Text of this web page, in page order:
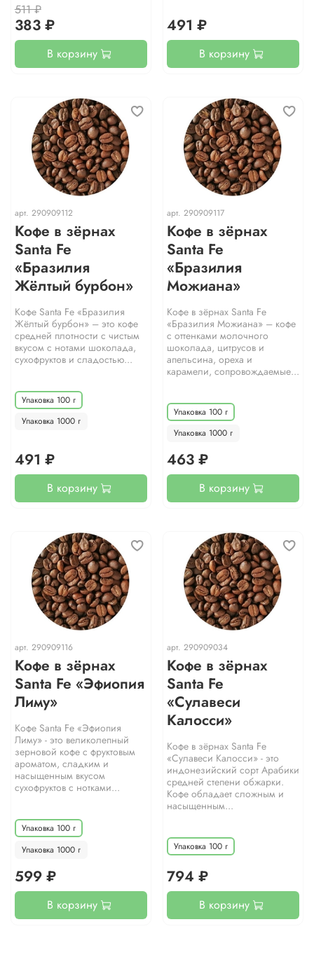
511 ₽
383 ₽
В корзину
491 ₽
В корзину
арт. 290909112
Кофе в зёрнах
Santa Fe
«Бразилия
Жёлтый бурбон»
Кофе Santa Fe «Бразилия
Жёлтый бурбон» – это кофе
средней плотности с чистым
вкусом с нотами шоколада,
сухофруктов и сладостью...
Упаковка 100 г
Упаковка 1000 г
491 ₽
В корзину
арт. 290909117
Кофе в зёрнах
Santa Fe
«Бразилия
Можиана»
Кофе в зёрнах Santa Fe
«Бразилия Можиана» – кофе
с оттенками молочного
шоколада, цитрусов и
апельсина, ореха и
карамели, сопровождаемые...
Упаковка 100 г
Упаковка 1000 г
463 ₽
В корзину
арт. 290909116
Кофе в зёрнах
Santa Fe «Эфиопия
Лиму»
Кофе Santa Fe «Эфиопия
Лиму» - это великолепный
зерновой кофе с фруктовым
ароматом, сладким и
насыщенным вкусом
сухофруктов с нотками...
Упаковка 100 г
Упаковка 1000 г
599 ₽
В корзину
арт. 290909034
Кофе в зёрнах
Santa Fe
«Сулавеси
Калосси»
Кофе в зёрнах Santa Fe
«Сулавеси Калосси» - это
индонезийский сорт Арабики
средней степени обжарки.
Кофе обладает сложным и
насыщенным...
Упаковка 100 г
794 ₽
В корзину